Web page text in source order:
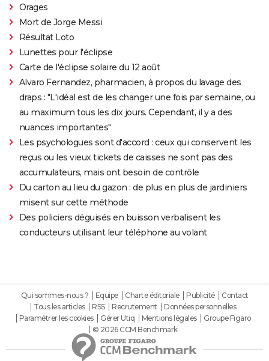
Orages
Mort de Jorge Messi
Résultat Loto
Lunettes pour l'éclipse
Carte de l'éclipse solaire du 12 août
Alvaro Fernandez, pharmacien, à propos du lavage des
draps : "L'idéal est de les changer une fois par semaine, ou
au maximum tous les dix jours. Cependant, il y a des
nuances importantes"
Les psychologues sont d'accord : ceux qui conservent les
reçus ou les vieux tickets de caisses ne sont pas des
accumulateurs, mais ont besoin de contrôle
Du carton au lieu du gazon : de plus en plus de jardiniers
misent sur cette méthode
Des policiers déguisés en buisson verbalisent les
conducteurs utilisant leur téléphone au volant
Qui sommes-nous ? Equipe Charte éditoriale Publicité
Contact
Tous les articles
RSS Recrutement
Données personnelles
Paramétrer les cookies
Gérer Utiq Mentions légales
Groupe Figaro
© 2026 CCM Benchmark